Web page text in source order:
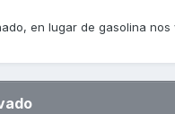
en lugar de gasolina nos